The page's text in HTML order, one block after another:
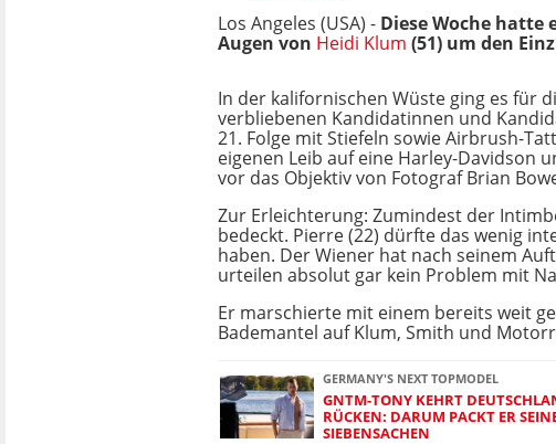
Los Angeles (USA) - Diese Woche hatte
Augen von Heidi Klum (51) um den
In der kalifornischen Wüste ging es für
verbliebenen Kandidatinnen und
21. Folge mit Stiefeln sowie Airbrush-
eigenen Leib auf eine Harley-Davidson
vor das Objektiv von Fotograf Brian
Zur Erleichterung: Zumindest der
bedeckt. Pierre (22) dürfte das wenig
haben. Der Wiener hat nach seinem
urteilen absolut gar kein Problem mit
Er marschierte mit einem bereits weit
Bademantel auf Klum, Smith und
GERMANY'S NEXT TOPMODEL
GNTM-TONY KEHRT
RÜCKEN: DARUM PACKT ER
SIEBENSACHEN